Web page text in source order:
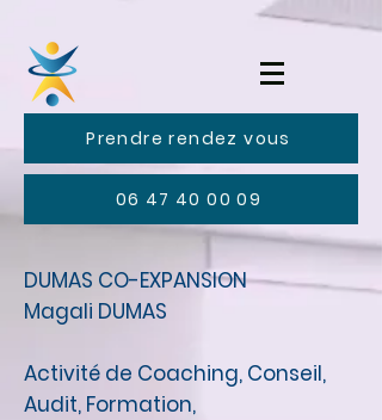
Prendre rendez vous
06 47 40 00 09
DUMAS CO-EXPANSION
Magali DUMAS
Activité de Coaching, Conseil,
Audit, Formation,